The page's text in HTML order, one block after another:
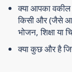
क्या आपका
किसी और (जैसे
भोजन, शिक्षा या
क्या कुछ और है